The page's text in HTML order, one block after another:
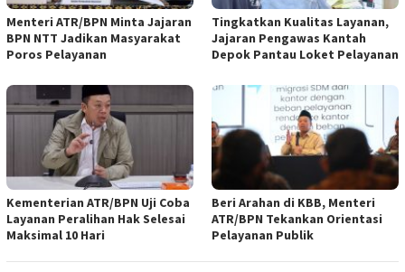
Menteri ATR/BPN Minta Jajaran
BPN NTT Jadikan Masyarakat
Poros Pelayanan
Tingkatkan Kualitas Layanan,
Jajaran Pengawas Kantah
Depok Pantau Loket Pelayanan
Kementerian ATR/BPN Uji Coba
Layanan Peralihan Hak Selesai
Maksimal 10 Hari
Beri Arahan di KBB, Menteri
ATR/BPN Tekankan Orientasi
Pelayanan Publik